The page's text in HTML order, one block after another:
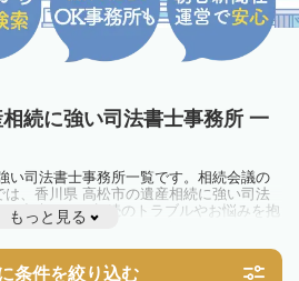
続に強い司法書士事務所 一
い司法書士事務所一覧です。相続会議の
は、香川県 高松市の遺産相続に強い司法
出来ます。相続のトラブルやお悩みを抱
士に相談してみましょう。
もっと見る
条件を絞り込む